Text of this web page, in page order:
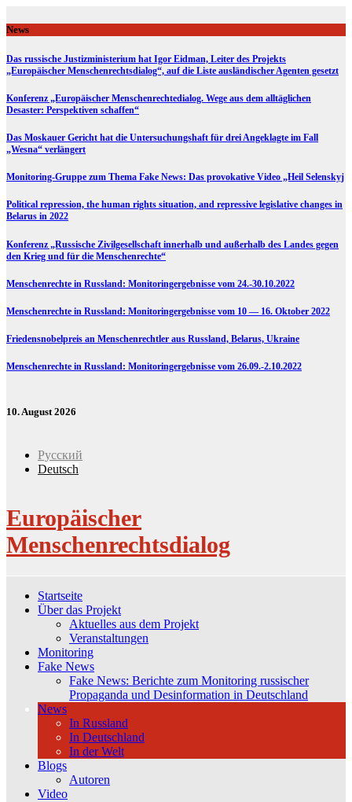
to
content
News
Das russische Justizministerium hat Igor Eidman, Leiter des Projekts
„Europäischer Menschenrechtsdialog“, auf die Liste ausländischer Agenten gesetzt
Konferenz „Europäischer Menschenrechtedialog. Wege aus dem alltäglichen
Desaster: Perspektiven schaffen“
Das Moskauer Gericht hat die Untersuchungshaft für drei Angeklagte im Fall
„Wesna“ verlängert
Monitoring-Gruppe zum Thema Fake News: Das provokative Video „Heil Selenskyj
Political repression, the human rights situation, and repressive legislative changes in
Belarus in 2022
Konferenz „Russische Zivilgesellschaft innerhalb und außerhalb des Landes gegen
den Krieg und für die Menschenrechte“
Menschenrechte in Russland: Monitoringergebnisse vom 24.-30.10.2022
Menschenrechte in Russland: Monitoringergebnisse vom 10 — 16. Oktober 2022
Friedensnobelpreis an Menschenrechtler aus Russland, Belarus, Ukraine
Menschenrechte in Russland: Monitoringergebnisse vom 26.09.-2.10.2022
10. August 2026
Русский
Deutsch
Europäischer
Menschenrechtsdialog
Startseite
Über das Projekt
Aktuelles aus dem Projekt
Veranstaltungen
Monitoring
Fake News
Fake News: Berichte zum Monitoring russischer
Propaganda und Desinformation in Deutschland
News
In Russland
In Deutschland
In der Welt
Blogs
Autoren
Video